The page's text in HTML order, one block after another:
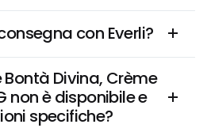
con Everli?
Divina, Crème
non è disponibile e
specifiche?